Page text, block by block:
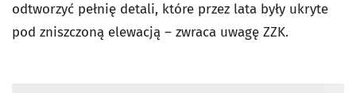
odtworzyć pełnię detali, które przez lata były ukryte
pod zniszczoną elewacją – zwraca uwagę ZZK.